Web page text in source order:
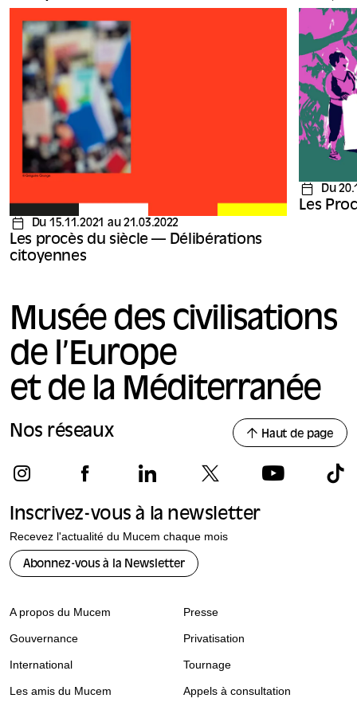
Le Procès du siècle appelle à la barre plaignants,
accusés, témoins et avocats. Il en appelle avant tout à
ses jurés, les citoyens.
Du 15.11.2021 au 21.03.2022
Les procès du siècle — Délibérations
citoyennes
Du
Les
Musée des civilisations
de l’Europe
et de la Méditerranée
Nos réseaux Haut de page
Inscrivez-vous à la newsletter
Recevez l'actualité du Mucem chaque mois
Abonnez-vous à la Newsletter
A propos du Mucem
Gouvernance
International
Les amis du Mucem
Presse
Privatisation
Tournage
Appels à consultation